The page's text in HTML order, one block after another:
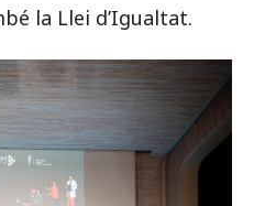
la Llei d’Igualtat.